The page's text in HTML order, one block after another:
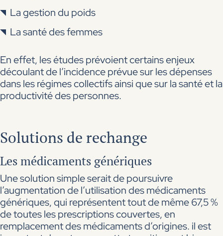
La gestion du poids
La santé des femmes
En effet, les études prévoient certains enjeux
découlant de l’incidence prévue sur les dépenses
dans les régimes collectifs ainsi que sur la santé et la
productivité des personnes.
Solutions de rechange
Les médicaments génériques
Une solution simple serait de poursuivre
l’augmentation de l’utilisation des médicaments
génériques, qui représentent tout de même 67,5 %
de toutes les prescriptions couvertes, en
remplacement des médicaments d’origines. il est